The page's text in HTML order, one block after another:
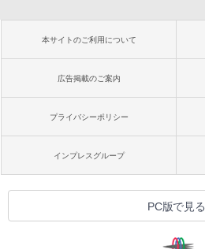
本サイトのご利用について
広告掲載のご案内
プライバシーポリシー
インプレスグループ
PC版で見る